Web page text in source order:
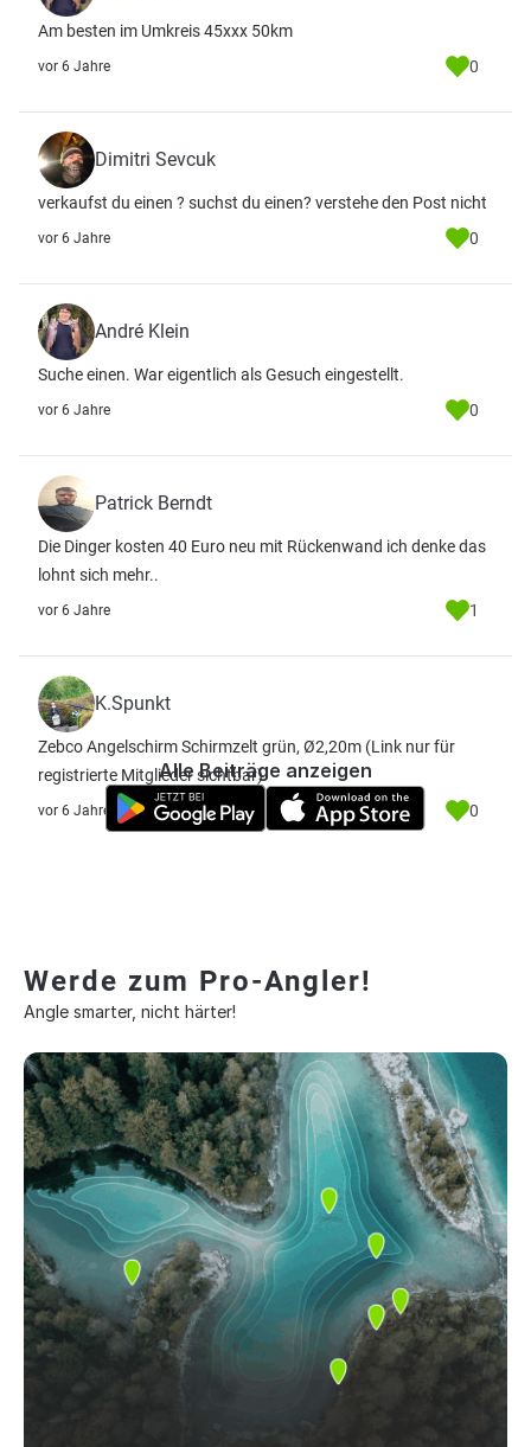
Am besten im Umkreis 45xxx 50km
vor 6 Jahre 0
Dimitri Sevcuk
verkaufst du einen ? suchst du einen? verstehe den Post nicht
vor 6 Jahre 0
André Klein
Suche einen. War eigentlich als Gesuch eingestellt.
vor 6 Jahre 0
Patrick Berndt
Die Dinger kosten 40 Euro neu mit Rückenwand ich denke das
lohnt sich mehr..
vor 6 Jahre 1
K.Spunkt
Zebco Angelschirm Schirmzelt grün, Ø2,20m (Link nur für
registrierte Mitglieder sichtbar)
vor 6 Jahre 0
Alle Beiträge anzeigen
Werde zum Pro-Angler!
Angle smarter, nicht härter!